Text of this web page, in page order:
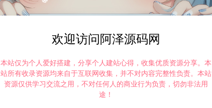
欢迎访问阿泽源码网
本站仅为个人爱好搭建，分享个人建站心得，收集优质资源分享。本
站所有收录资源均来自于互联网收集，并不对内容完整性负责。本站
资源仅供学习交流之用，不对任何人的商业行为负责，切勿非法用
途！